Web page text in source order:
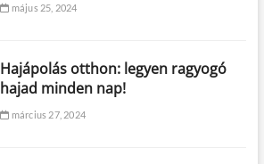
május 25, 2024
Hajápolás otthon: legyen ragyogó
hajad minden nap!
március 27, 2024